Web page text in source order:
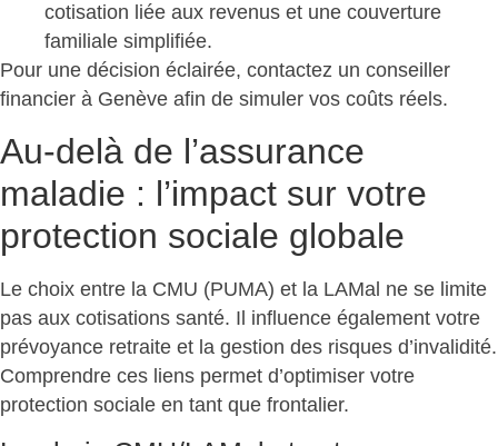
cotisation liée aux revenus et une couverture
familiale simplifiée.
Pour une décision éclairée, contactez un conseiller
financier à Genève afin de simuler vos coûts réels.
Au-delà de l’assurance
maladie : l’impact sur votre
protection sociale globale
Le choix entre la CMU (PUMA) et la LAMal ne se limite
pas aux cotisations santé. Il influence également votre
prévoyance retraite et la gestion des risques d’invalidité.
Comprendre ces liens permet d’optimiser votre
protection sociale en tant que frontalier.